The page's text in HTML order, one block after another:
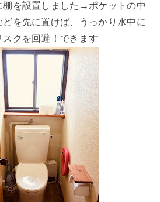
棚を設置しました→ポケットの中
を先に置けば、うっかり水中に
クを回避！できます